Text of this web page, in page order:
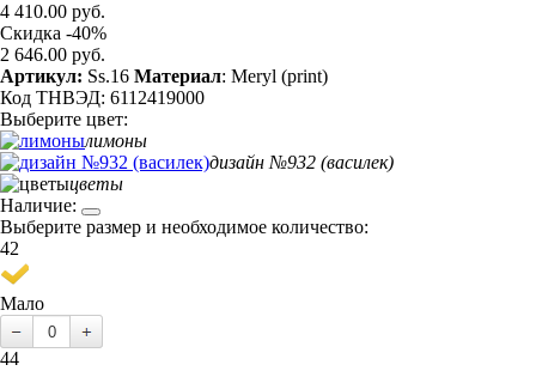
4 410.00 руб.
Скидка -40%
2 646.00 руб.
Артикул: Ss.16 Материал: Meryl (print)
Код ТНВЭД: 6112419000
Выберите цвет:
лимоны
дизайн №932 (василек)
цветы
Наличие:
Выберите размер и необходимое количество:
42
Мало
44